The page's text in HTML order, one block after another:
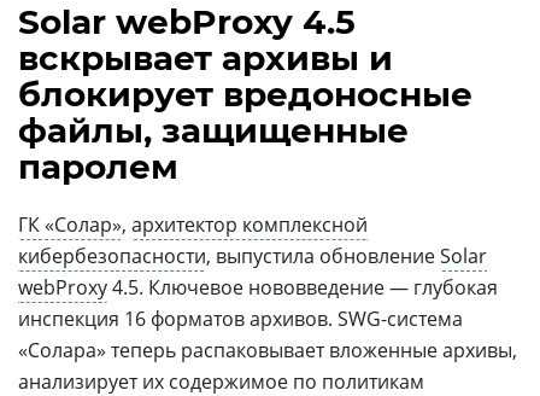
Solar webProxy 4.5
вскрывает архивы и
блокирует вредоносные
файлы, защищенные
паролем
ГК «Солар», архитектор комплексной
кибербезопасности, выпустила обновлениеSolar
webProxy4.5. Ключевое нововведение — глубокая
инспекция 16 форматов архивов. SWG-система
«Солара» теперь распаковывает вложенные архивы,
анализирует их содержимое по политикам